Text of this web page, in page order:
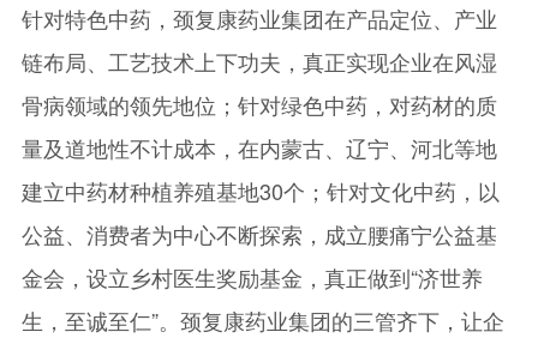
针对特色中药，颈复康药业集团在产品定位、产业
链布局、工艺技术上下功夫，真正实现企业在风湿
骨病领域的领先地位；针对绿色中药，对药材的质
量及道地性不计成本，在内蒙古、辽宁、河北等地
建立中药材种植养殖基地30个；针对文化中药，以
公益、消费者为中心不断探索，成立腰痛宁公益基
金会，设立乡村医生奖励基金，真正做到“济世养
生，至诚至仁”。颈复康药业集团的三管齐下，让企